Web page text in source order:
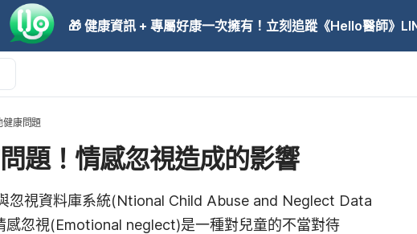
🎁 健康資訊 + 專屬好康一次擁有！立刻追蹤《Hello醫師》
健康問題
題！情感忽視造成的影響
忽視資料庫系統(Ntional Child Abuse and Neglect Data
感忽視(Emotional neglect)是一種對兒童的不當對待